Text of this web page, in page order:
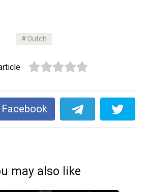
Dutch
may also like